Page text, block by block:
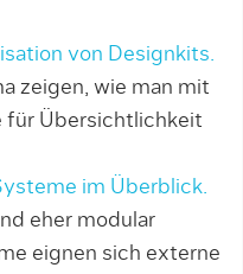
von Designkits.
zeigen, wie man mit
für Übersichtlichkeit
im Überblick.
eher modular
eignen sich externe